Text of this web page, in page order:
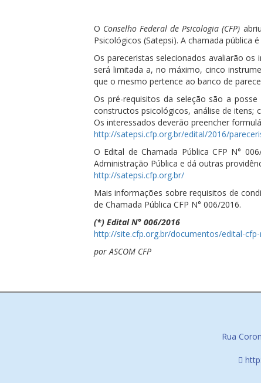
O Conselho Federal de Psicologia (CFP)
Psicológicos (Satepsi). A chamada pública
Os pareceristas selecionados avaliarão
será limitada a, no máximo, cinco
que o mesmo pertence ao banco de
Os pré-requisitos da seleção são a
constructos psicológicos, análise de itens;
Os interessados deverão preencher
http://satepsi.cfp.org.br/edital/2016/
O Edital de Chamada Pública CFP N°
Administração Pública e dá outras
http://satepsi.cfp.org.br/
Mais informações sobre requisitos de
de Chamada Pública CFP N° 006/2016.
(*) Edital N° 006/2016
http://site.cfp.org.br/documentos/edital-cfp-
por ASCOM CFP
Rua